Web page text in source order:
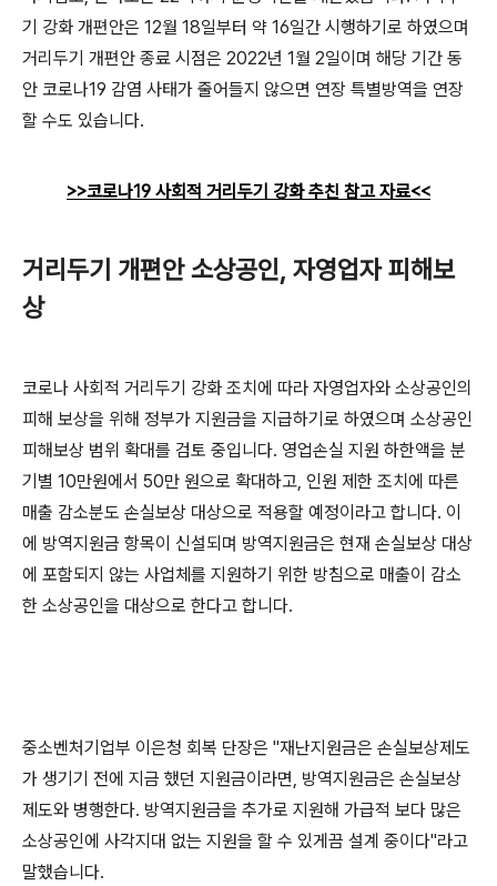
기 강화 개편안은 12월 18일부터 약 16일간 시행하기로 하였으며
거리두기 개편안 종료 시점은 2022년 1월 2일이며 해당 기간 동
안 코로나19 감염 사태가 줄어들지 않으면 연장 특별방역을 연장
할 수도 있습니다.
>>코로나19 사회적 거리두기 강화 추친 참고 자료<<
거리두기 개편안 소상공인, 자영업자 피해보
상
코로나 사회적 거리두기 강화 조치에 따라 자영업자와 소상공인의
피해 보상을 위해 정부가 지원금을 지급하기로 하였으며 소상공인
피해보상 범위 확대를 검토 중입니다. 영업손실 지원 하한액을 분
기별 10만원에서 50만 원으로 확대하고, 인원 제한 조치에 따른
매출 감소분도 손실보상 대상으로 적용할 예정이라고 합니다. 이
에 방역지원금 항목이 신설되며 방역지원금은 현재 손실보상 대상
에 포함되지 않는 사업체를 지원하기 위한 방침으로 매출이 감소
한 소상공인을 대상으로 한다고 합니다.
중소벤처기업부 이은청 회복 단장은 "재난지원금은 손실보상제도
가 생기기 전에 지금 했던 지원금이라면, 방역지원금은 손실보상
제도와 병행한다. 방역지원금을 추가로 지원해 가급적 보다 많은
소상공인에 사각지대 없는 지원을 할 수 있게끔 설계 중이다"라고
말했습니다.